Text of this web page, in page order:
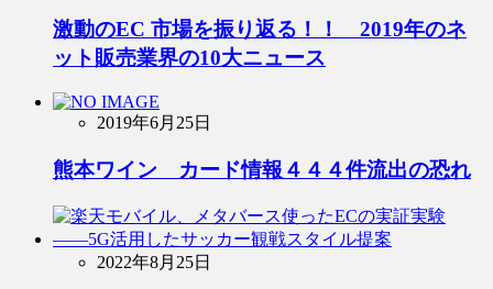
激動のEC 市場を振り返る！！ 2019年のネ
ット販売業界の10大ニュース
2019年6月25日
熊本ワイン カード情報４４４件流出の恐れ
2022年8月25日